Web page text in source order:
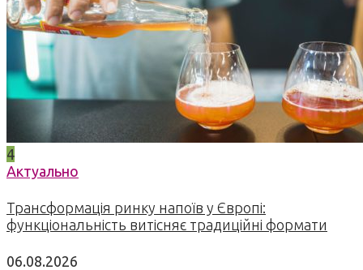
4
Актуально
Трансформація ринку напоїв у Європі:
функціональність витісняє традиційні формати
06.08.2026